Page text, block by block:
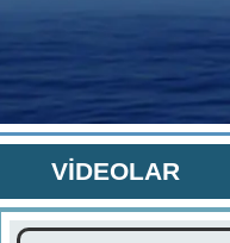
VİDEOLAR